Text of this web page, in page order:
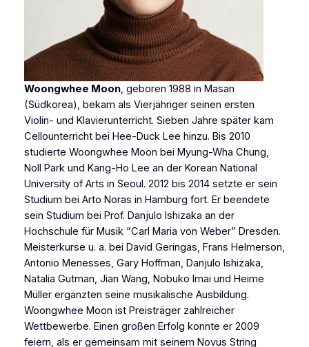
Woongwhee Moon, geboren 1988 in Masan
(Südkorea), bekam als Vierjähriger seinen ersten
Violin- und Klavierunterricht. Sieben Jahre später kam
Cellounterricht bei Hee-Duck Lee hinzu. Bis 2010
studierte Woongwhee Moon bei Myung-Wha Chung,
Noll Park und Kang-Ho Lee an der Korean National
University of Arts in Seoul. 2012 bis 2014 setzte er sein
Studium bei Arto Noras in Hamburg fort. Er beendete
sein Studium bei Prof. Danjulo Ishizaka an der
Hochschule für Musik “Carl Maria von Weber” Dresden.
Meisterkurse u. a. bei David Geringas, Frans Helmerson,
Antonio Menesses, Gary Hoffman, Danjulo Ishizaka,
Natalia Gutman, Jian Wang, Nobuko Imai und Heime
Müller ergänzten seine musikalische Ausbildung.
Woongwhee Moon ist Preisträger zahlreicher
Wettbewerbe. Einen großen Erfolg konnte er 2009
feiern, als er gemeinsam mit seinem Novus String